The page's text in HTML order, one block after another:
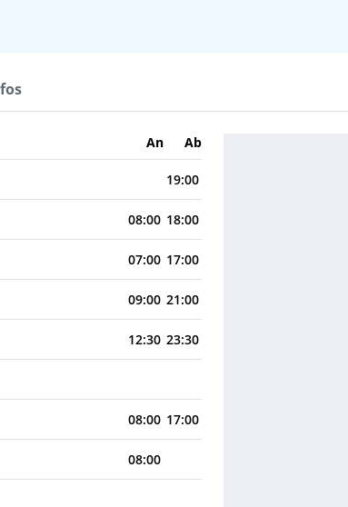
An Ab
19:00
08:00 18:00
07:00 17:00
09:00 21:00
12:30 23:30
08:00 17:00
08:00